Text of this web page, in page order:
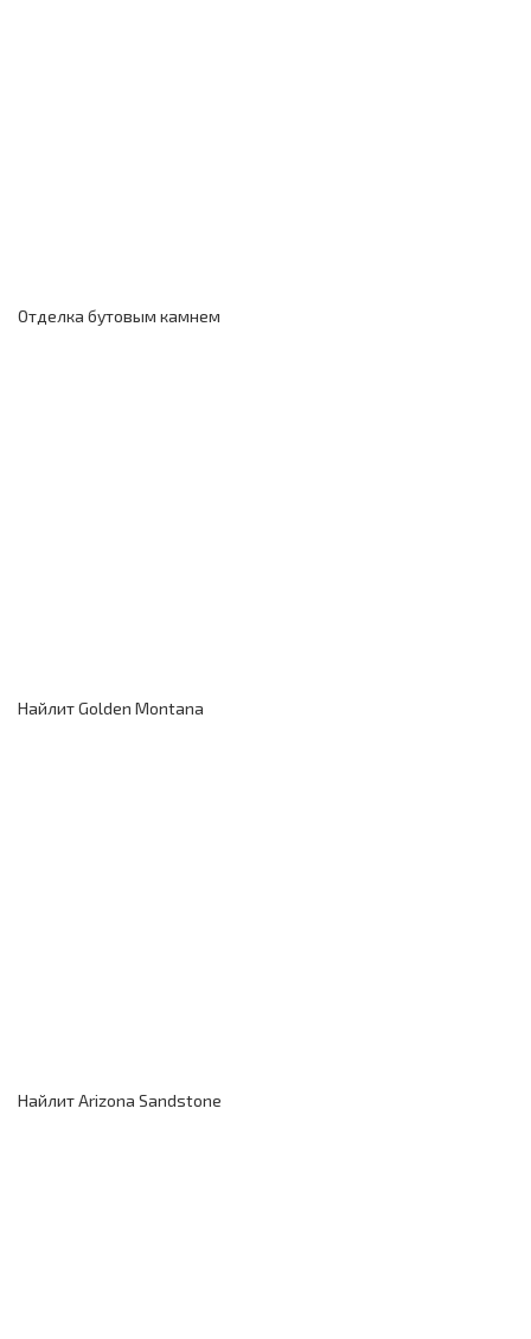
Отделка бутовым камнем
Найлит Golden Montana
Найлит Arizona Sandstone